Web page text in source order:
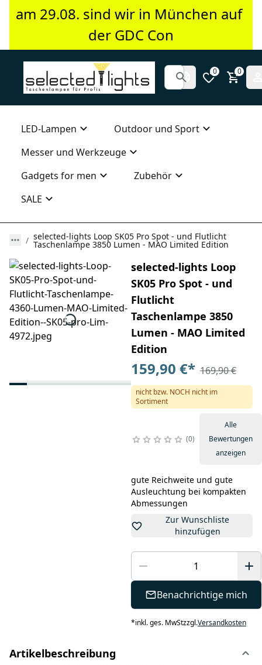
am 29.08. sind wir in München auf
der GDC Con
0 0
LED-Lampen
Outdoor und Sport
Messer und Werkzeuge
Gadgets for men
Zubehör
SALE
selected-lights Loop SK05 Pro Spot - und Flutlicht
Taschenlampe 3850 Lumen - MAO Limited Edition
selected-lights Loop
SK05 Pro Spot - und
Flutlicht
Taschenlampe 3850
Lumen - MAO Limited
Edition
159,90 €* 169,90 €
nicht bzw. NOCH nicht im
Sortiment
0
Alle
Bewertungen
anzeigen
gute Reichweite und gute
Ausleuchtung bei kompakten
Abmessungen
Zur Wunschliste
hinzufügen
Benachrichtige mich
*inkl. ges. MwStzzgl.Versandkosten
Artikelbeschreibung